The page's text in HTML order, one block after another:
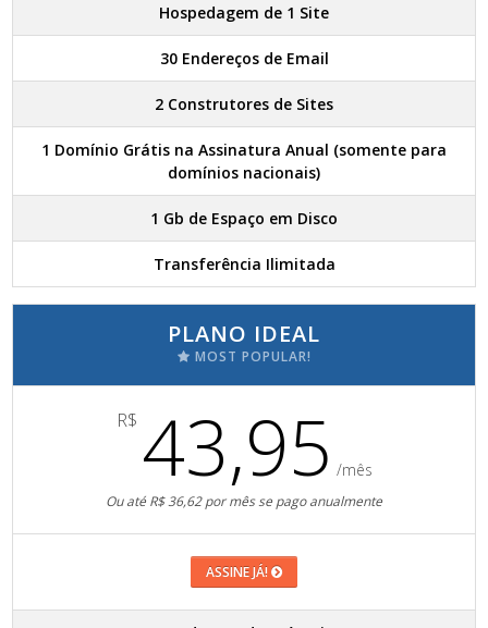
Hospedagem de 1 Site
30 Endereços de Email
2 Construtores de Sites
1 Domínio Grátis na Assinatura Anual (somente para
domínios nacionais)
1 Gb de Espaço em Disco
Transferência Ilimitada
PLANO IDEAL
MOST POPULAR!
R$ 43,95 /mês
Ou até R$ 36,62 por mês se pago anualmente
ASSINE JÁ!